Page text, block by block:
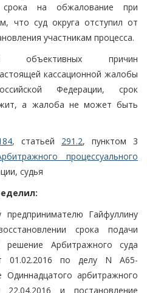
срока на обжалование при
что суд округа отступил от
участникам процесса.
объективных причин
кассационной жалобы
Федерации, срок
а жалоба не может быть
, статьей 291.2, пунктом 3
процессуального
судья
предпринимателю Гайфуллину
срока подачи
Арбитражного суда
01.02.2016 по делу N А65-
Одиннадцатого арбитражного
и постановление